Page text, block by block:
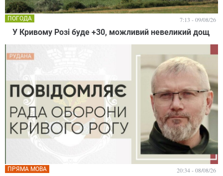
У Кривому Розі буде +30, можливий невеликий дощ
ПОГОДА 7:13 - 09/08/26
ПРЯМА МОВА 20:34 - 08/08/26